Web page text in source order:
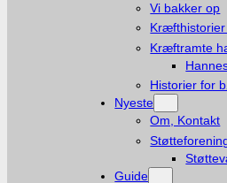
Vi bakker op
Kræftramte
Historier for
Nyeste
Om, Kontakt
Guide